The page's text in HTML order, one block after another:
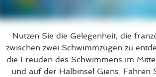
Nutzen Sie die Gelegenheit, die
zwischen zwei Schwimmzügen zu
die Freuden des Schwimmens im
und auf der Halbinsel Giens. Fahren